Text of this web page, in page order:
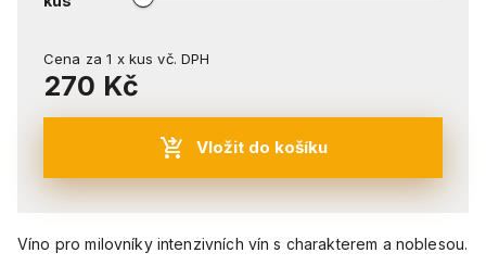
Cena za1 x kus vč. DPH
270 Kč
Vložit do košíku
Víno pro milovníky intenzivních vín s charakterem a noblesou.